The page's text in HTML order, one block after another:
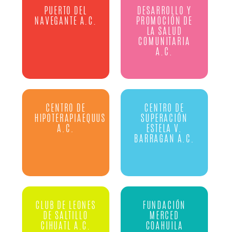
PUERTO DEL
NAVEGANTE A.C.
DESARROLLO Y
PROMOCIÓN DE
LA SALUD
COMUNITARIA
A.C.
CENTRO DE
HIPOTERAPIAEQUUS
A.C.
CENTRO DE
SUPERACIÓN
ESTELA V.
BARRAGAN A.C.
CLUB DE LEONES
DE SALTILLO
CIHUATL A.C.
FUNDACIÓN
MERCED
COAHUILA